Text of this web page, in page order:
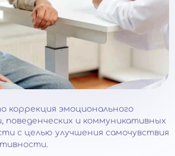
коррекция эмоционального
поведенческих и коммуникативных
с целью улучшения самочувствия